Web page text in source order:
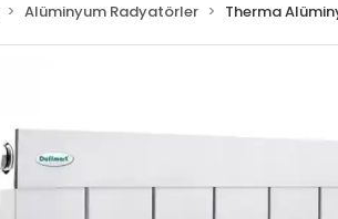
Alüminyum Radyatörler Therma